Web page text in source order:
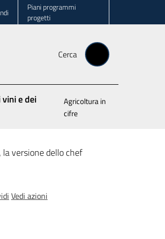
Piani programmi
progetti
Cerca
e dei
Agricoltura in
cifre
versione dello chef
Vedi azioni